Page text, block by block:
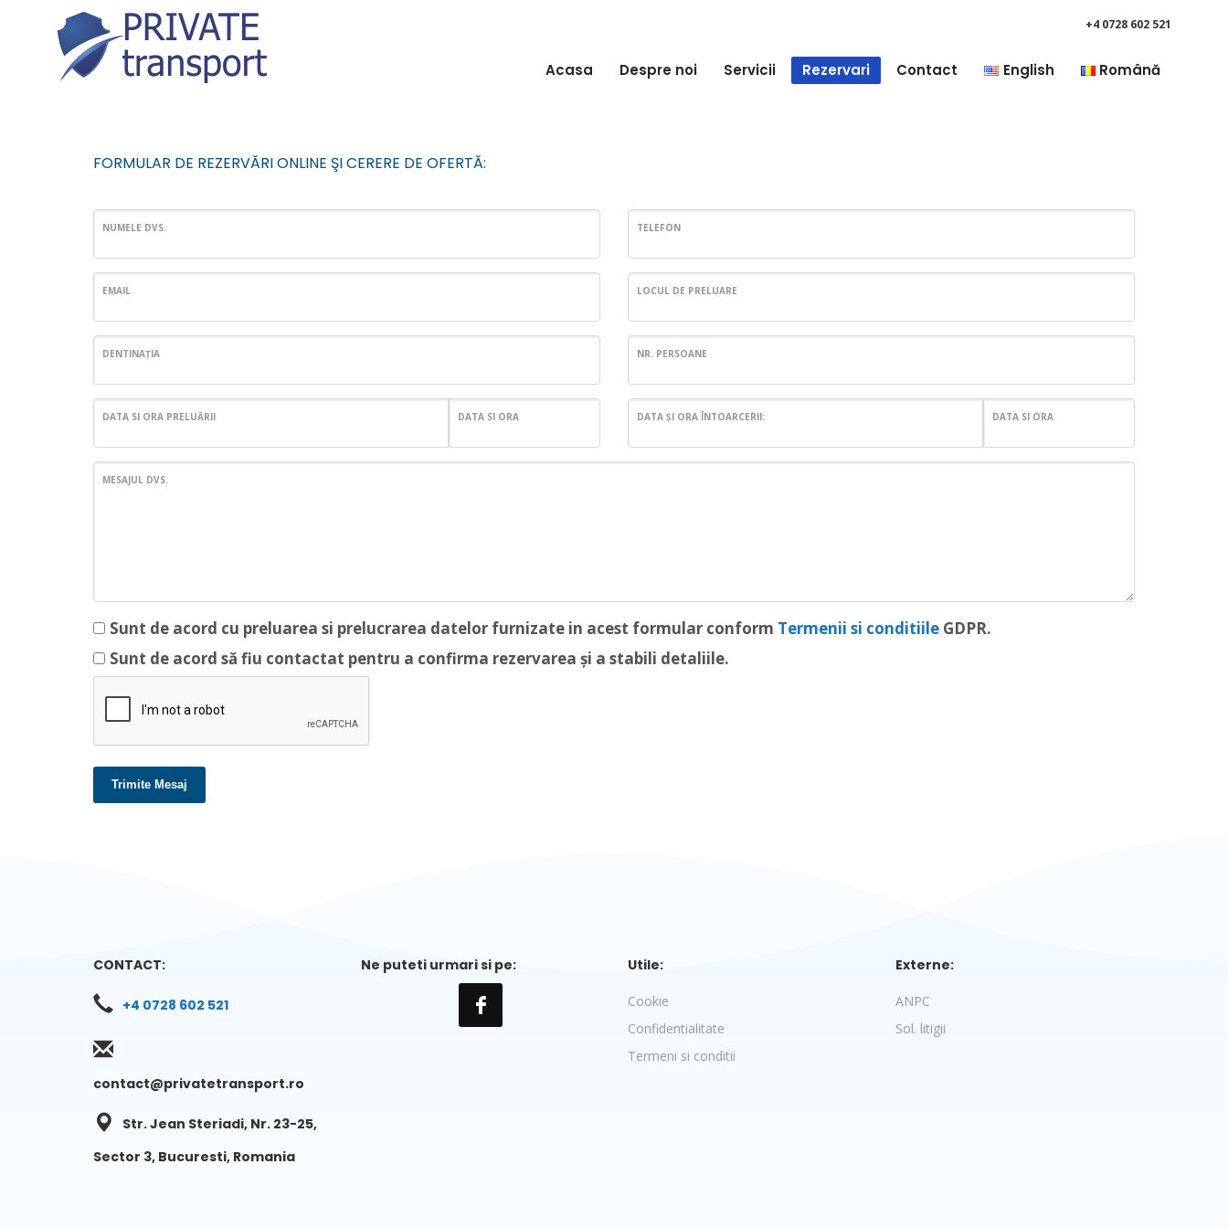
+4 0728 602 521
Acasa Despre noi Servicii Rezervari Contact English Română
FORMULAR DE REZERVĂRI ONLINE ŞI CERERE DE OFERTĂ:
NUMELE DVS. TELEFON
EMAIL LOCUL DE PRELUARE
DENTINAŢIA NR. PERSOANE
DATA SI ORA PRELUĂRII DATA SI ORA DATA ȘI ORA ÎNTOARCERII: DATA SI ORA
MESAJUL DVS.
Sunt de acord cu preluarea si prelucrarea datelor furnizate in acest formular conform Termenii si conditiile GDPR.
Sunt de acord să fiu contactat pentru a confirma rezervarea și a stabili detaliile.
Trimite Mesaj
CONTACT:
+4 0728 602 521
contact@privatetransport.ro
Str. Jean Steriadi, Nr. 23-25,
Sector 3, Bucuresti, Romania
Ne puteti urmari si pe: Utile:
Cookie
Confidentialitate
Termeni si conditii
Externe:
ANPC
Sol. litigii